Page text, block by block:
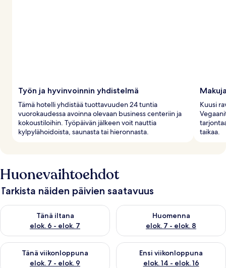
Työn ja hyvinvoinnin yhdistelmä
Tämä hotelli yhdistää tuottavuuden 24 tuntia
vuorokaudessa avoinna olevaan business centeriin ja
kokoustiloihin. Työpäivän jälkeen voit nauttia
kylpylähoidoista, saunasta tai hieronnasta.
Kuusi
taikaa.
Huonevaihtoehdot
Tarkista näiden päivien saatavuus
Tänä iltana
elok. 6 - elok. 7
Tarkista tämän illan saatavuus elok. 6 - elok. 7
Huomenna
elok. 7 - elok. 8
Tarkista huomisen saatavuus
Tänä viikonloppuna
elok. 7 - elok. 9
Tarkista tämän viikonlopun saatavuus elok. 7 - elok. 9
Ensi viikonloppuna
elok. 14 - elok. 16
Tarkista ensi viikonlopun